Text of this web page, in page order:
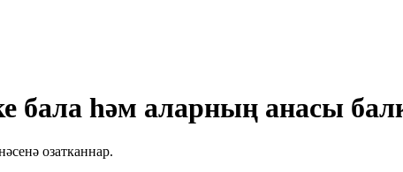
бала һәм аларның анасы
озатканнар.